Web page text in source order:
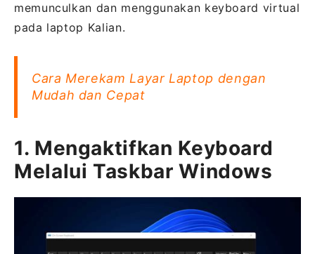
memunculkan dan menggunakan keyboard virtual
pada laptop Kalian.
Cara Merekam Layar Laptop dengan
Mudah dan Cepat
1. Mengaktifkan Keyboard
Melalui Taskbar Windows